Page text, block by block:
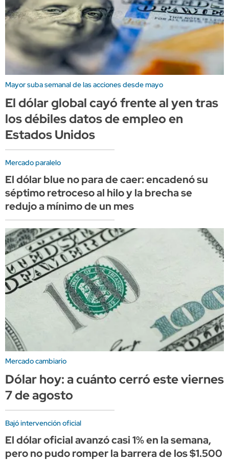
Mayor suba semanal de las acciones desde mayo
El dólar global cayó frente al yen tras
los débiles datos de empleo en
Estados Unidos
Mercado paralelo
El dólar blue no para de caer: encadenó su
séptimo retroceso al hilo y la brecha se
redujo a mínimo de un mes
Mercado cambiario
Dólar hoy: a cuánto cerró este viernes
7 de agosto
Bajó intervención oficial
El dólar oficial avanzó casi 1% en la semana,
pero no pudo romper la barrera de los $1.500